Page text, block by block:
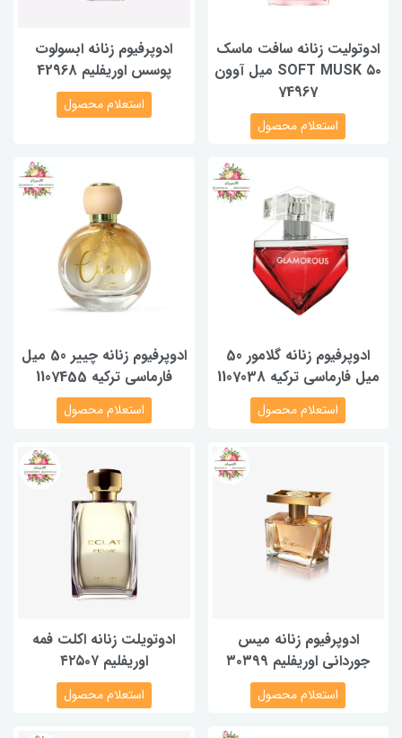
ادوتولیت زنانه سافت ماسک
SOFT MUSK ۵۰ میل آوون
74967
استعلام محصول
ادوپرفیوم زنانه ابسولوت
پوسس اوریفلیم 42968
استعلام محصول
ادوپرفیوم زنانه گلامور 50
میل فارماسی ترکیه 1107038
استعلام محصول
ادوپرفیوم زنانه چییر 50 میل
فارماسی ترکیه 1107455
استعلام محصول
ادوپرفیوم زنانه میس
جوردانی اوریفلیم ۳۰۳۹۹
استعلام محصول
ادوتویلت زنانه اکلت فمه
اوریفلیم ۴۲۵۰۷
استعلام محصول